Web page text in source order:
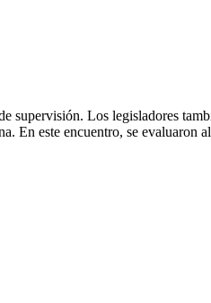
supervisión. Los legisladores
En este encuentro, se evaluaron